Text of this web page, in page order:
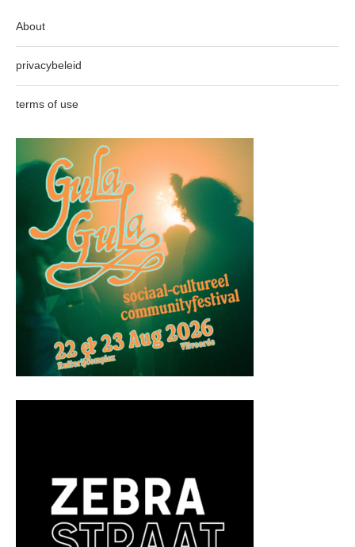
About
privacybeleid
terms of use